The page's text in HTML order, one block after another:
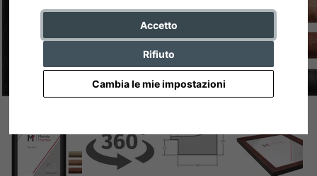
Accetto
Rifiuto
Cambia le mie impostazioni